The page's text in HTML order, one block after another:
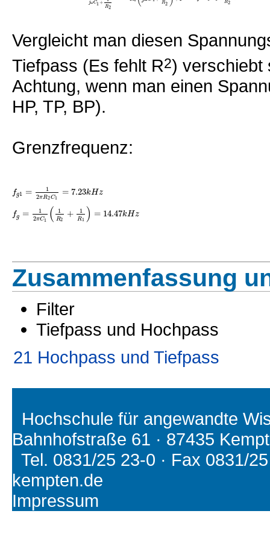
jωC1+ R2
R2 2
Vergleicht man diesen
Tiefpass (Es fehlt R2) verschiebt
Achtung, wenn man einen
HP, TP, BP).
Grenzfrequenz:
fg1 = 1
2πR2C1 = 7.23kHz
fg = 1
2πC1 ( 1
R2 + 1
R1 ) = 14.47kHz
Zusammenfassung
Filter
Tiefpass und Hochpass
21 Hochpass und Tiefpass
Hochschule für angewandte
Bahnhofstraße 61 · 87435
Tel. 0831/25 23-0 · Fax 0831/
kempten.de
Impressum